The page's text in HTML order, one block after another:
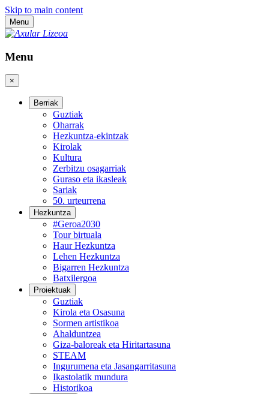
Skip to main content
Menu
Menu
×
Berriak
Guztiak
Oharrak
Hezkuntza-ekintzak
Kirolak
Kultura
Zerbitzu osagarriak
Guraso eta ikasleak
Sariak
50. urteurrena
Hezkuntza
#Geroa2030
Tour birtuala
Haur Hezkuntza
Lehen Hezkuntza
Bigarren Hezkuntza
Batxilergoa
Proiektuak
Guztiak
Kirola eta Osasuna
Sormen artistikoa
Ahalduntzea
Giza-baloreak eta Hiritartasuna
STEAM
Ingurumena eta Jasangarritasuna
Ikastolatik mundura
Historikoa